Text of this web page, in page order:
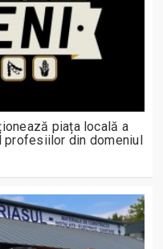
piața locală a
din domeniul